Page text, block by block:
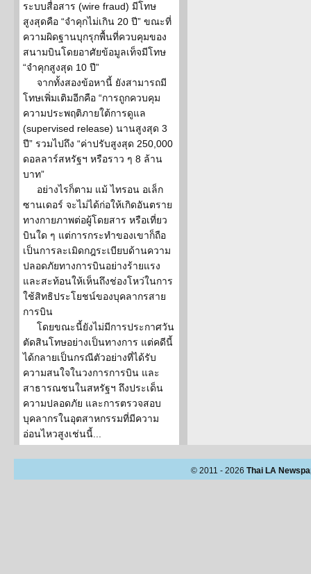
ระบบสื่อสาร (wire fraud) มีโทษ
สูงสุดคือ “จำคุกไม่เกิน 20 ปี” ขณะที่
ความผิดฐานบุกรุกพื้นที่ควบคุมของ
สนามบินโดยอาศัยข้อมูลเท็จมีโทษ
“จำคุกสูงสุด 10 ปี”
จากทั้งสองข้อหานี้ ยังสามารถมี
โทษเพิ่มเติมอีกคือ “การถูกควบคุม
ความประพฤติภายใต้การดูแล
(supervised release) นานสูงสุด 3
ปี” รวมไปถึง “ค่าปรับสูงสุด 250,000
ดอลลาร์สหรัฐฯ หรือราว ๆ 8 ล้าน
บาท”
อย่างไรก็ตาม แม้ ไทรอน อเล็ก
ซานเดอร์ จะไม่ได้ก่อให้เกิดอันตราย
ทางกายภาพต่อผู้โดยสาร หรือเที่ยว
บินใด ๆ แต่การกระทำของเขาก็ถือ
เป็นการละเมิดกฎระเบียบด้านความ
ปลอดภัยทางการบินอย่างร้ายแรง
และสะท้อนให้เห็นถึงช่องโหว่ในการ
ใช้สิทธิประโยชน์ของบุคลากรสาย
การบิน
โดยขณะนี้ยังไม่มีการประกาศวัน
ตัดสินโทษอย่างเป็นทางการ แต่คดีนี้
ได้กลายเป็นกรณีตัวอย่างที่ได้รับ
ความสนใจในวงการการบิน และ
สาธารณชนในสหรัฐฯ ถึงประเด็น
ความปลอดภัย และการตรวจสอบ
บุคลากรในอุตสาหกรรมที่มีความ
อ่อนไหวสูงเช่นนี้...
© 2011 - 2026 Thai LA